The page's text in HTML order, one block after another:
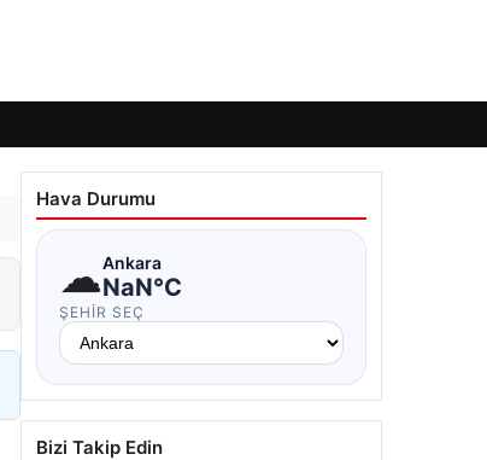
Hava Durumu
☁Ankara
NaN°C
ŞEHIR SEÇ
Bizi Takip Edin